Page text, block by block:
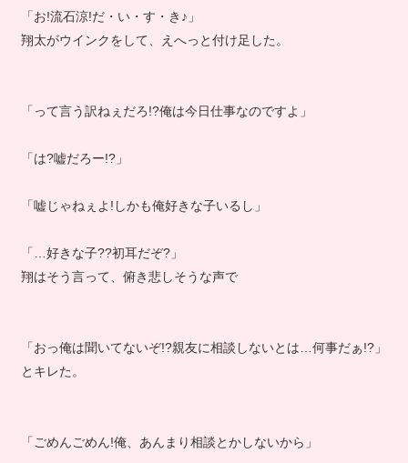
「お!流石涼!だ・い・す・き♪」
翔太がウインクをして、えへっと付け足した。
「って言う訳ねぇだろ!?俺は今日仕事なのですよ」
「は?嘘だろー!?」
「嘘じゃねぇよ!しかも俺好きな子いるし」
「…好きな子??初耳だぞ?」
翔はそう言って、俯き悲しそうな声で
「おっ俺は聞いてないぞ!?親友に相談しないとは…何事だぁ!?」
とキレた。
「ごめんごめん!俺、あんまり相談とかしないから」